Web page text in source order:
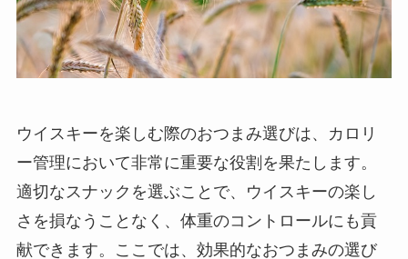
ウイスキーを楽しむ際のおつまみ選びは、カロリ
ー管理において非常に重要な役割を果たします。
適切なスナックを選ぶことで、ウイスキーの楽し
さを損なうことなく、体重のコントロールにも貢
献できます。ここでは、効果的なおつまみの選び